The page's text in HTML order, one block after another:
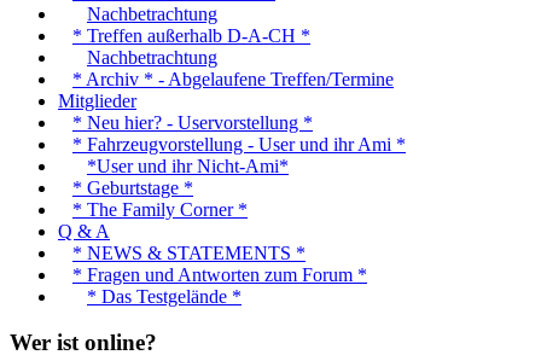
Nachbetrachtung
* Treffen außerhalb D-A-CH *
Nachbetrachtung
* Archiv * - Abgelaufene Treffen/Termine
Mitglieder
* Neu hier? - Uservorstellung *
* Fahrzeugvorstellung - User und ihr Ami *
*User und ihr Nicht-Ami*
* Geburtstage *
* The Family Corner *
Q & A
* NEWS & STATEMENTS *
* Fragen und Antworten zum Forum *
* Das Testgelände *
Wer ist online?